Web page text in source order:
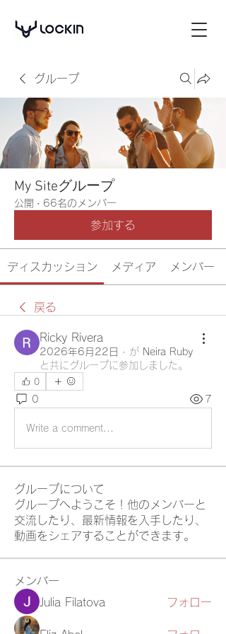
グループ
My Siteグループ
公開 · 66名のメンバー
参加する
ディスカッション メディア メンバー
戻る
Ricky Rivera
2026年6月22日 · が Neira Ruby
と共にグループに参加しました 。
0
0 7
Write a comment...
グループについて
グループへようこそ！他のメンバーと
交流したり、最新情報を入手したり、
動画をシェアすることができます。
メンバー
Julia Filatova
フォロー